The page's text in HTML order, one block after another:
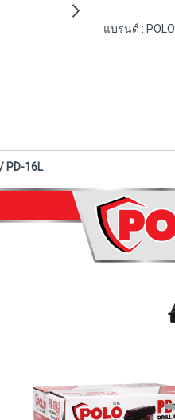
แบรนด์ : POLO
PD-16L